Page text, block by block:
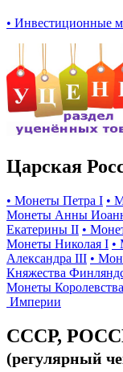
• Инвестиционные
Царская
• Монеты Петра I •
Монеты Анны
Екатерины II •
Монеты Николая I •
Александра III •
Княжества
Монеты
Империи
СССР,
(регулярный